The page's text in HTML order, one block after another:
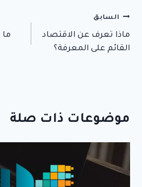
تصفّح
المقالات
السابق
ماذا تعرف عن الاقتصاد
القائم على المعرفة؟
ما
موضوعات ذات صلة